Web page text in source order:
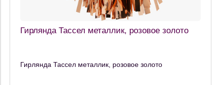
Гирлянда Тассел металлик, розовое золото
Гирлянда Тассел металлик, розовое золото